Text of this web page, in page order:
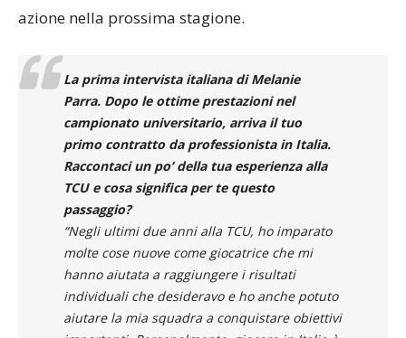
azione nella prossima stagione.
La prima intervista italiana di Melanie
Parra. Dopo le ottime prestazioni nel
campionato universitario, arriva il tuo
primo contratto da professionista in Italia.
Raccontaci un po’ della tua esperienza alla
TCU e cosa significa per te questo
passaggio?
“Negli ultimi due anni alla TCU, ho imparato
molte cose nuove come giocatrice che mi
hanno aiutata a raggiungere i risultati
individuali che desideravo e ho anche potuto
aiutare la mia squadra a conquistare obiettivi